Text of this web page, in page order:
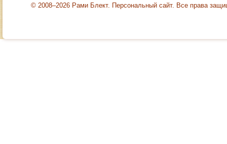
© 2008–2026 Рами Блект. Персональный сайт. Все права